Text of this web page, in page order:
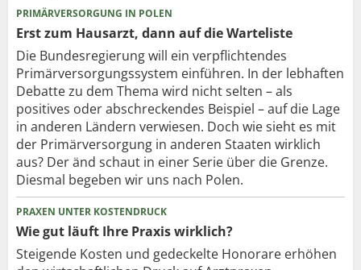
PRIMÄRVERSORGUNG IN POLEN
Erst zum Hausarzt, dann auf die Warteliste
Die Bundesregierung will ein verpflichtendes
Primärversorgungssystem einführen. In der lebhaften
Debatte zu dem Thema wird nicht selten – als
positives oder abschreckendes Beispiel – auf die Lage
in anderen Ländern verwiesen. Doch wie sieht es mit
der Primärversorgung in anderen Staaten wirklich
aus? Der änd schaut in einer Serie über die Grenze.
Diesmal begeben wir uns nach Polen.
PRAXEN UNTER KOSTENDRUCK
Wie gut läuft Ihre Praxis wirklich?
Steigende Kosten und gedeckelte Honorare erhöhen